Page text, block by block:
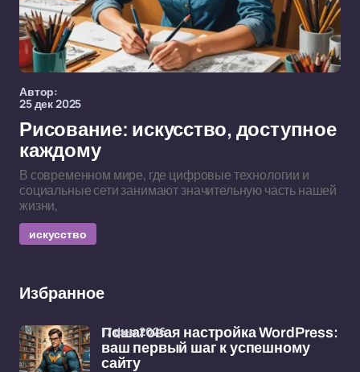
Автор:
25 дек 2025
Рисование: искусство, доступное
каждому
В современном мире, где цифровые технологии и
социальные сети занимают значительную часть нашей
жизни,
искусство
Избранное
Пошаговая настройка WordPress:
ваш первый шаг к успешному
сайту
17 фев 2026